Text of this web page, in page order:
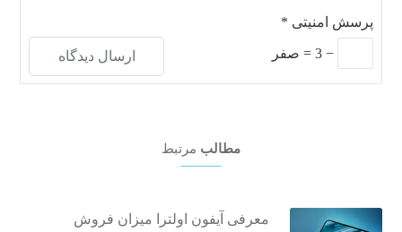
پرسش امنیتی *
−
3
= صفر
مطالب مرتبط
معرفی آیفون اولترا میزان فروش